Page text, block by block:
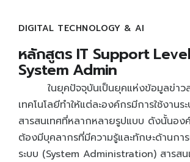
App Development with Swift
Autodesk Certified User Certificate
Critical Career Skills
New
Entrepreneurship and Small
PROMOTION
ABOUT US
CONTACT
DIGITAL TECHNOLOGY & AI
หลักสูตร IT Support
System Admin
ในยุคปัจจุบันเป็นยุคแห่งข้อมูลข่าว
เทคโนโลยีทำให้แต่ละองค์กรมีการใช้งานร
สารสนเทศที่หลากหลายรูปแบบ ดังนั้นอง
ต้องมีบุคลากรที่มีความรู้และทักษะด้านกา
ระบบ (System Administration) สารส